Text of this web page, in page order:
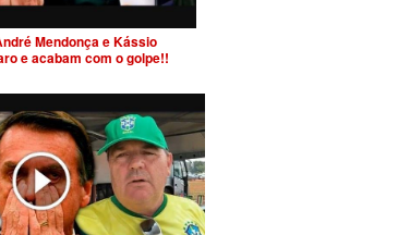
Mendonça e Kássio
e acabam com o golpe!!